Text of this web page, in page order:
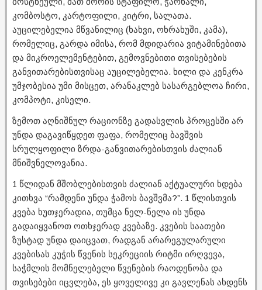
კომბოსტო, კარტოფილი, კიტრი, სალათა.
აუცილებელია მწვანილიც (ხახვი, ოხრახუში, კამა),
რომელიც, გარდა იმისა, რომ მდიდარია ვიტამინებითა
და მიკროელემენტებით, გემოვნებითი თვისებების
განვითარებისთვისაც აუცილებელია. ხილი და კენკრა
უმჯობესია უმი მისცეთ, არანაკლებ სასარგებლოა ჩირი,
კომპოტი, კისელი.
ზემოთ აღნიშნულ რაციონზე გადასვლის პროცესში არ
უნდა დაგავიწყდეთ ფაფა, რომელიც ბავშვის
სრულყოფილი ზრდა-განვითარებისთვის ძალიან
მნიშვნელოვანია.
1 წლიდან მშობლებისთვის ძალიან აქტუალური ხდება
კითხვა “რამდენი უნდა ჭამოს ბავშვმა?”. 1 წლისთვის
კვება ხუთჯერადია, თუმცა ნელ-ნელა ის უნდა
გადაიყვანოთ ოთხჯერად კვებაზე. კვების საათები
ზუსტად უნდა დაიცვათ, რადგან არარეგულარული
კვებისას კუჭის წვენის სეკრეციის რიტმი ირღვევა,
საჭმლის მომნელებელი წვენების რაოდენობა და
თვისებები იცვლება, ეს ყოველივე კი გავლენას ახდენს